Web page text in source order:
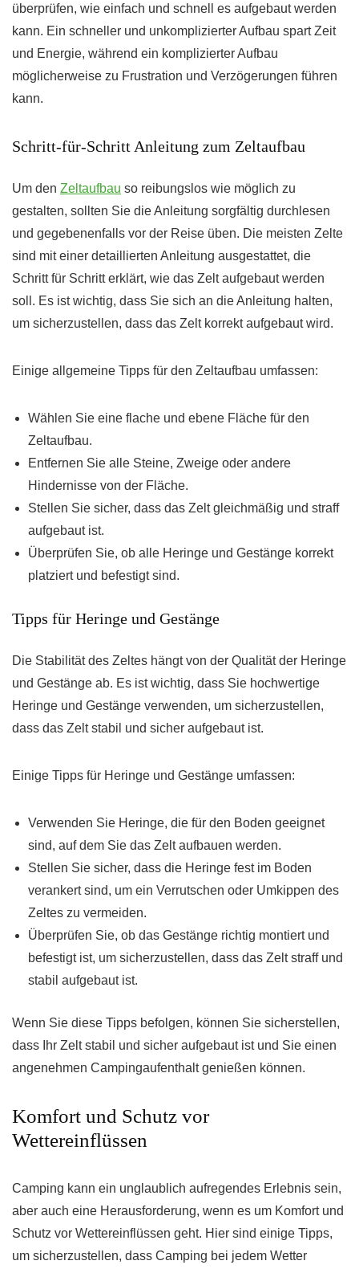
überprüfen, wie einfach und schnell es aufgebaut werden
kann. Ein schneller und unkomplizierter Aufbau spart Zeit
und Energie, während ein komplizierter Aufbau
möglicherweise zu Frustration und Verzögerungen führen
kann.
Schritt-für-Schritt Anleitung zum Zeltaufbau
Um den Zeltaufbau so reibungslos wie möglich zu
gestalten, sollten Sie die Anleitung sorgfältig durchlesen
und gegebenenfalls vor der Reise üben. Die meisten Zelte
sind mit einer detaillierten Anleitung ausgestattet, die
Schritt für Schritt erklärt, wie das Zelt aufgebaut werden
soll. Es ist wichtig, dass Sie sich an die Anleitung halten,
um sicherzustellen, dass das Zelt korrekt aufgebaut wird.
Einige allgemeine Tipps für den Zeltaufbau umfassen:
Wählen Sie eine flache und ebene Fläche für den
Zeltaufbau.
Entfernen Sie alle Steine, Zweige oder andere
Hindernisse von der Fläche.
Stellen Sie sicher, dass das Zelt gleichmäßig und straff
aufgebaut ist.
Überprüfen Sie, ob alle Heringe und Gestänge korrekt
platziert und befestigt sind.
Tipps für Heringe und Gestänge
Die Stabilität des Zeltes hängt von der Qualität der Heringe
und Gestänge ab. Es ist wichtig, dass Sie hochwertige
Heringe und Gestänge verwenden, um sicherzustellen,
dass das Zelt stabil und sicher aufgebaut ist.
Einige Tipps für Heringe und Gestänge umfassen:
Verwenden Sie Heringe, die für den Boden geeignet
sind, auf dem Sie das Zelt aufbauen werden.
Stellen Sie sicher, dass die Heringe fest im Boden
verankert sind, um ein Verrutschen oder Umkippen des
Zeltes zu vermeiden.
Überprüfen Sie, ob das Gestänge richtig montiert und
befestigt ist, um sicherzustellen, dass das Zelt straff und
stabil aufgebaut ist.
Wenn Sie diese Tipps befolgen, können Sie sicherstellen,
dass Ihr Zelt stabil und sicher aufgebaut ist und Sie einen
angenehmen Campingaufenthalt genießen können.
Komfort und Schutz vor
Wettereinflüssen
Camping kann ein unglaublich aufregendes Erlebnis sein,
aber auch eine Herausforderung, wenn es um Komfort und
Schutz vor Wettereinflüssen geht. Hier sind einige Tipps,
um sicherzustellen, dass Camping bei jedem Wetter